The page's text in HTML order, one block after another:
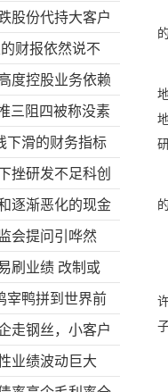
一大客户
股份代持大客户
移一切潜在风
财报依然说不
嚣张应对
度控股业务依赖
实际经营就被注
三阻四被称没素
方认定问题深交
下滑的财务指标
挫研发不足科创
未来竞争力缺失
逐渐恶化的现金
的野心？
会提问引哗然
发人员大量流
刷业绩 改制或
失实信披
宰鸭拼到世界前
行业一半
走钢丝，小客户
年？
业绩波动巨大